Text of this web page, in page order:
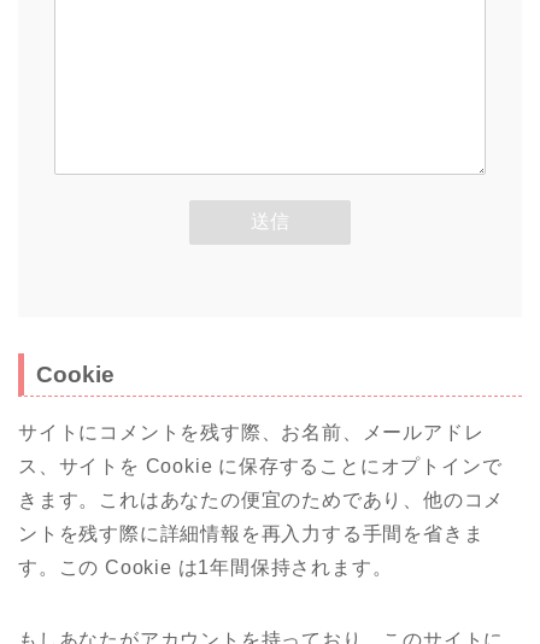
Cookie
サイトにコメントを残す際、お名前、メールアドレ
ス、サイトを Cookie に保存することにオプトインで
きます。これはあなたの便宜のためであり、他のコメ
ントを残す際に詳細情報を再入力する手間を省きま
す。この Cookie は1年間保持されます。
もしあなたがアカウントを持っており、このサイトに